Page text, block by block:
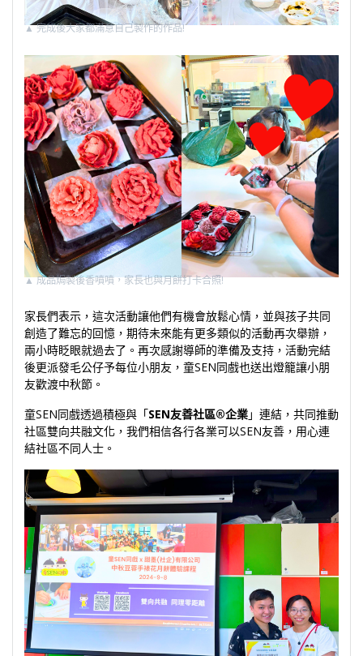
▲完成後大家都滿意自己製作的作品!
▲成品焗製後香噴噴，家長也與月餅打卡合照!
家長們表示，這次活動讓他們有機會放鬆心情，並與孩子共同
創造了難忘的回憶，期待未來能有更多類似的活動再次舉辦，
兩小時眨眼就過去了。再次感謝導師的準備及支持，活動完結
後更派發毛公仔予每位小朋友，童SEN同戲也送出燈籠讓小朋
友歡渡中秋節。
童SEN同戲透過積極與「SEN友善社區®️企業」連結，共同推動
社區雙向共融文化，我們相信各行各業可以SEN友善，用心連
結社區不同人士。